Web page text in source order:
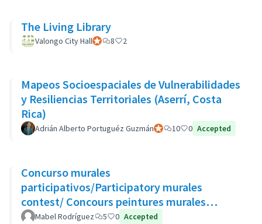
The Living Library
Valongo City HallParticipante oficial
8 2
Mapeos Socioespaciales de Vulnerabilidades
y Resiliencias Territoriales (Aserrí, Costa
Rica)
Adrián Alberto Portuguéz GuzmánParticipante oficial
10 0 Accepted
Concurso murales
participativos/Participatory murales
contest/ Concours peintures murales
participatives
Mabel Rodríguez 5 0 Accepted